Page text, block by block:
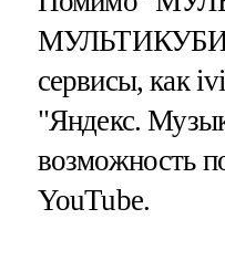
сервисы, как
"Яндекс.
возможность
YouTube.